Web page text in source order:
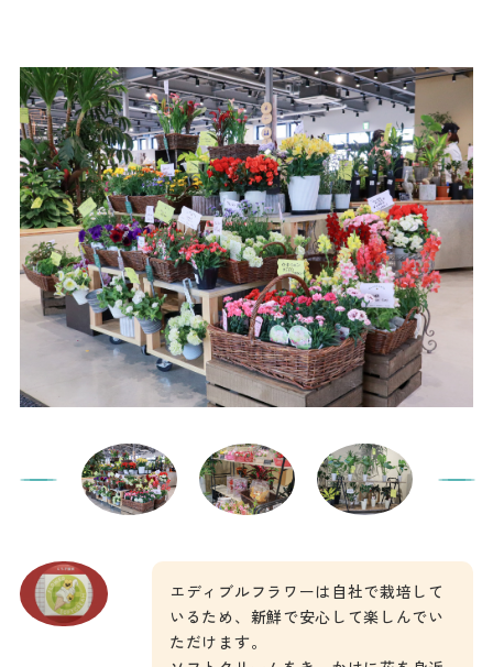
エディブルフラワーは自社で栽培して
いるため、新鮮で安心して楽しんでい
ただけます。